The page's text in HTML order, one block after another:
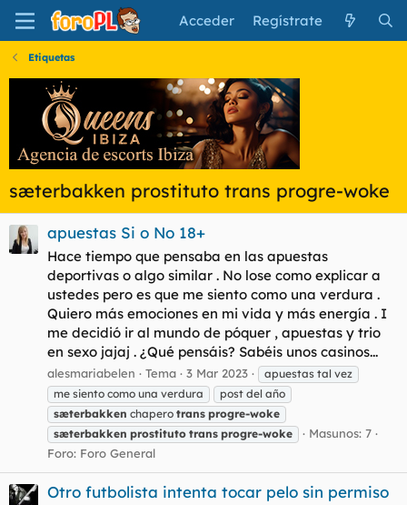
Acceder Regístrate
Etiquetas
sæterbakken prostituto trans progre-woke
apuestas Si o No 18+
Hace tiempo que pensaba en las apuestas
deportivas o algo similar . No lose como explicar a
ustedes pero es que me siento como una verdura .
Quiero más emociones en mi vida y más energía . I
me decidió ir al mundo de póquer , apuestas y trio
en sexo jajaj . ¿Qué pensáis? Sabéis unos casinos...
alesmariabelen Tema 3 Mar 2023
apuestas tal vez
me siento como una verdura
post del año
sæterbakken chapero trans progre-woke
sæterbakken prostituto trans progre-woke
Masunos: 7
Foro: Foro General
Otro futbolista intenta tocar pelo sin permiso